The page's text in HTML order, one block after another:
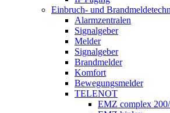
Einbruch- und
Alarmzentralen
Signalgeber
Melder
Signalgeber
Brandmelder
Komfort
Bewegungsmelder
TELENOT
EMZ complex